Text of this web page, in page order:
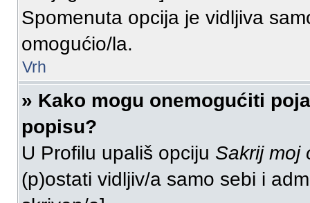
Spomenuta opcija je vidljiva
omogućio/la.
Vrh
» Kako mogu onemogućiti
popisu?
U Profilu upališ opciju Sakrij moj
(p)ostati vidljiv/a samo sebi i